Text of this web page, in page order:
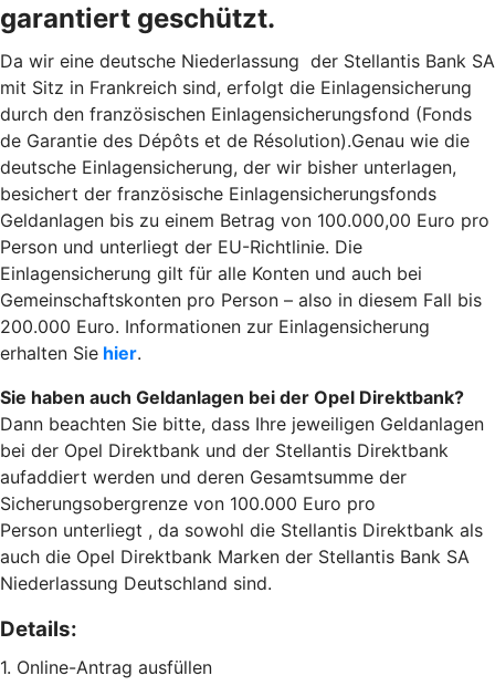
garantiert geschützt.
Da wir eine deutsche Niederlassung der Stellantis Bank SA
mit Sitz in Frankreich sind, erfolgt die Einlagensicherung
durch den französischen Einlagensicherungsfond (Fonds
de Garantie des Dépôts et de Résolution).Genau wie die
deutsche Einlagensicherung, der wir bisher unterlagen,
besichert der französische Einlagensicherungsfonds
Geldanlagen bis zu einem Betrag von 100.000,00 Euro pro
Person und unterliegt der EU-Richtlinie. Die
Einlagensicherung gilt für alle Konten und auch bei
Gemeinschaftskonten pro Person – also in diesem Fall bis
200.000 Euro. Informationen zur Einlagensicherung
erhalten Sie hier.
Sie haben auch Geldanlagen bei der Opel Direktbank?
Dann beachten Sie bitte, dass Ihre jeweiligen Geldanlagen
bei der Opel Direktbank und der Stellantis Direktbank
aufaddiert werden und deren Gesamtsumme der
Sicherungsobergrenze von 100.000 Euro pro
Person unterliegt , da sowohl die Stellantis Direktbank als
auch die Opel Direktbank Marken der Stellantis Bank SA
Niederlassung Deutschland sind.
Details:
1. Online-Antrag ausfüllen